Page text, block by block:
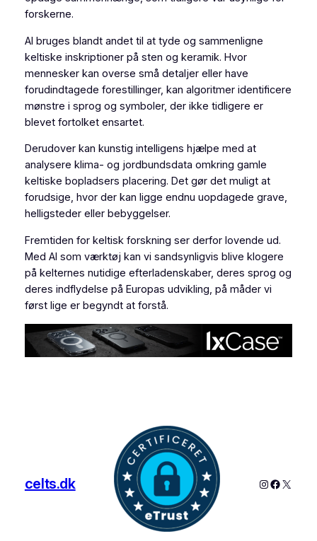
forskerne.
AI bruges blandt andet til at tyde og sammenligne
keltiske inskriptioner på sten og keramik. Hvor
mennesker kan overse små detaljer eller have
forudindtagede forestillinger, kan algoritmer identificere
mønstre i sprog og symboler, der ikke tidligere er
blevet fortolket ensartet.
Derudover kan kunstig intelligens hjælpe med at
analysere klima- og jordbundsdata omkring gamle
keltiske bopladsers placering. Det gør det muligt at
forudsige, hvor der kan ligge endnu uopdagede grave,
helligsteder eller bebyggelser.
Fremtiden for keltisk forskning ser derfor lovende ud.
Med AI som værktøj kan vi sandsynligvis blive klogere
på kelternes nutidige efterladenskaber, deres sprog og
deres indflydelse på Europas udvikling, på måder vi
først lige er begyndt at forstå.
celts.dk Instagram
X